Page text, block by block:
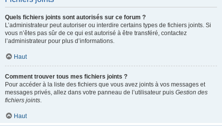
Quels fichiers joints sont autorisés sur ce forum ?
L’administrateur peut autoriser ou interdire certains types de fichiers joints. Si
vous n’êtes pas sûr de ce qui est autorisé à être transféré, contactez
l’administrateur pour plus d’informations.
Haut
Comment trouver tous mes fichiers joints ?
Pour accéder à la liste des fichiers que vous avez joints à vos messages et
messages privés, allez dans votre panneau de l’utilisateur puis Gestion des
fichiers joints.
Haut